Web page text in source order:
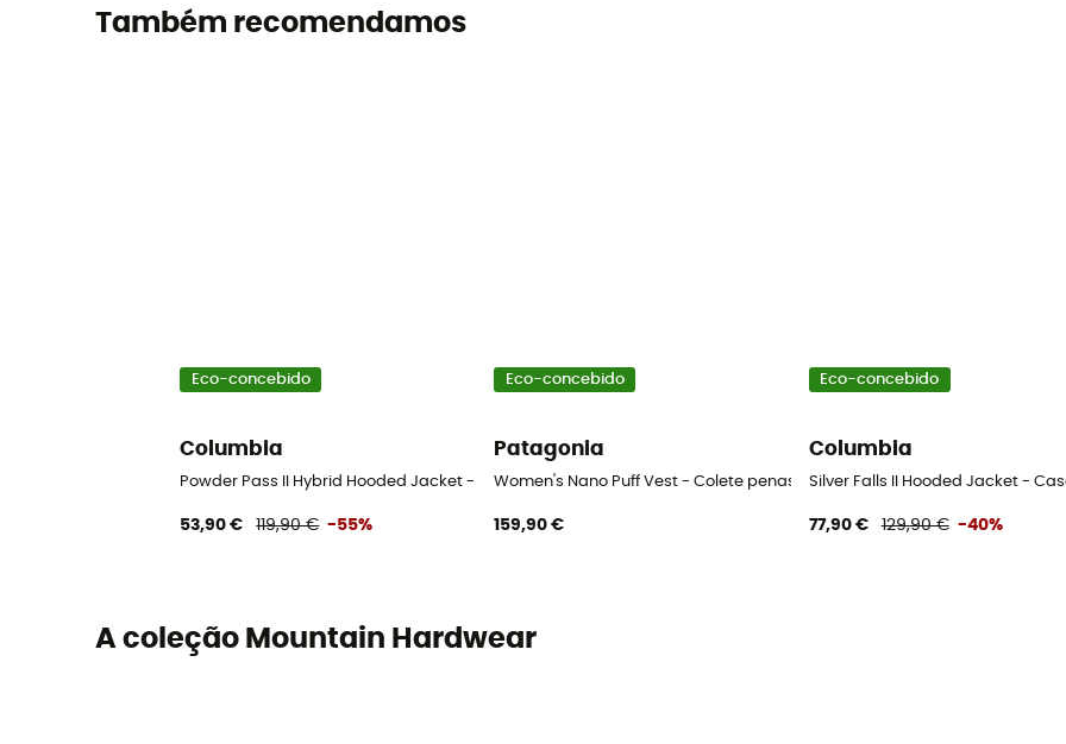
Também recomendamos
Eco-concebido
Columbia
Powder Pass II Hybrid Hooded Jacket - Casaco penas mulher
53,90 € 119,90 € -55%
Eco-concebido
Patagonia
Women's Nano Puff Vest - Colete penas mulher
159,90 €
Eco-concebido
Columbia
Silver Falls II Hooded Jacket -
77,90 € 129,90 € -40%
A coleção Mountain Hardwear